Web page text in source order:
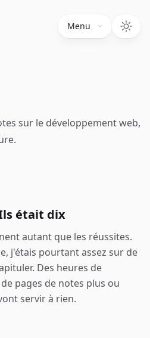
Menu
sur le développement web,
était dix
autant que les réussites.
j'étais pourtant assez sur de
Des heures de
pages de notes plus ou
servir à rien.